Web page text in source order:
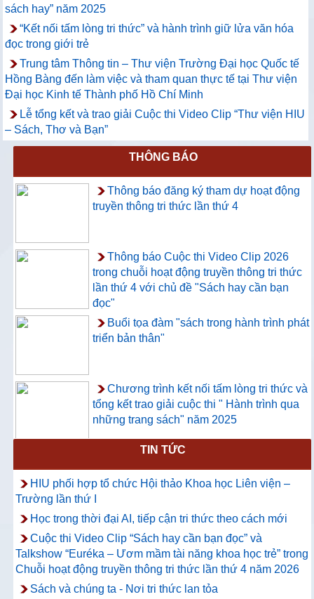
sách hay” năm 2025
“Kết nối tấm lòng tri thức” và hành trình giữ lửa văn hóa
đọc trong giới trẻ
Trung tâm Thông tin – Thư viện Trường Đại học Quốc tế
Hồng Bàng đến làm việc và tham quan thực tế tại Thư viện
Đại học Kinh tế Thành phố Hồ Chí Minh
Lễ tổng kết và trao giải Cuộc thi Video Clip “Thư viện HIU
– Sách, Thơ và Bạn”
THÔNG BÁO
Thông báo đăng ký tham dự hoạt động
truyền thông tri thức lần thứ 4
Thông báo Cuộc thi Video Clip 2026
trong chuỗi hoạt động truyền thông tri thức
lần thứ 4 với chủ đề "Sách hay cần bạn
đọc"
Buổi tọa đàm "sách trong hành trình phát
triển bản thân"
Chương trình kết nối tấm lòng tri thức và
tổng kết trao giải cuộc thi " Hành trình qua
những trang sách" năm 2025
Thông báo về việc hướng dẫn truy cập
và sử dụng CSDL ProQuest Ebook
Central
TIN TỨC
HIU phối hợp tổ chức Hội thảo Khoa học Liên viện –
Trường lần thứ I
Học trong thời đại AI, tiếp cận tri thức theo cách mới
Cuộc thi Video Clip “Sách hay cần bạn đọc” và
Talkshow “Euréka – Ươm mầm tài năng khoa học trẻ” trong
Chuỗi hoạt động truyền thông tri thức lần thứ 4 năm 2026
Sách và chúng ta - Nơi tri thức lan tỏa